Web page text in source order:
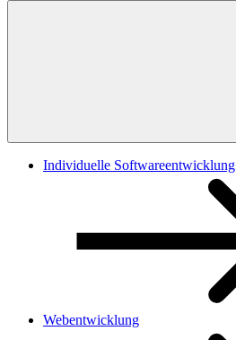
Individuelle Softwareentwicklung
Webentwicklung